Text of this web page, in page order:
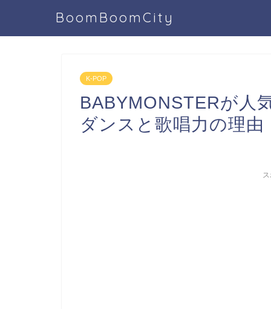
BoomBoomCity
K-POP
BABYMONSTERが人
ダンスと歌唱力の理由